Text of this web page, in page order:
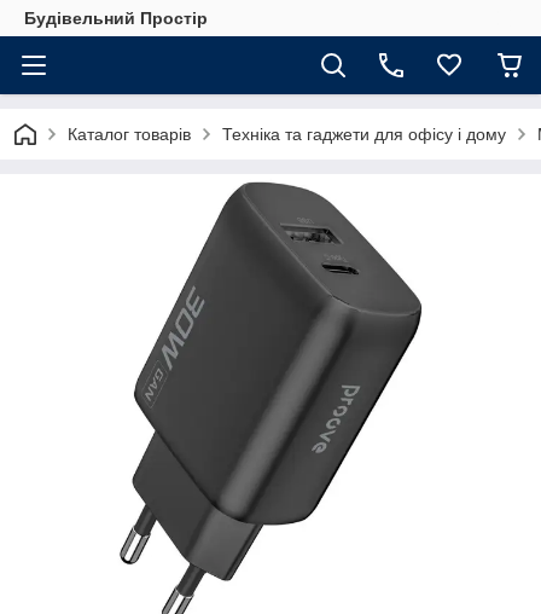
Будівельний Простір
Каталог товарів Техніка та гаджети для офісу і дому